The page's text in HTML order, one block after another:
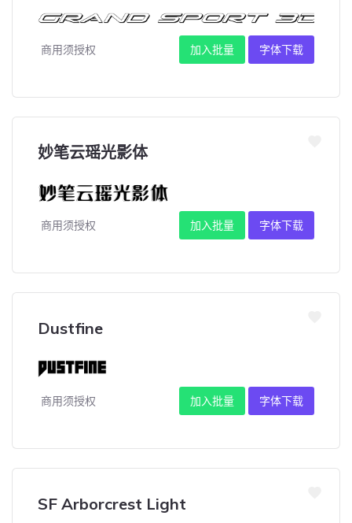
商用须授权 加入批量 字体下载
妙笔云瑶光影体
商用须授权 加入批量 字体下载
Dustfine
商用须授权 加入批量 字体下载
SF Arborcrest Light